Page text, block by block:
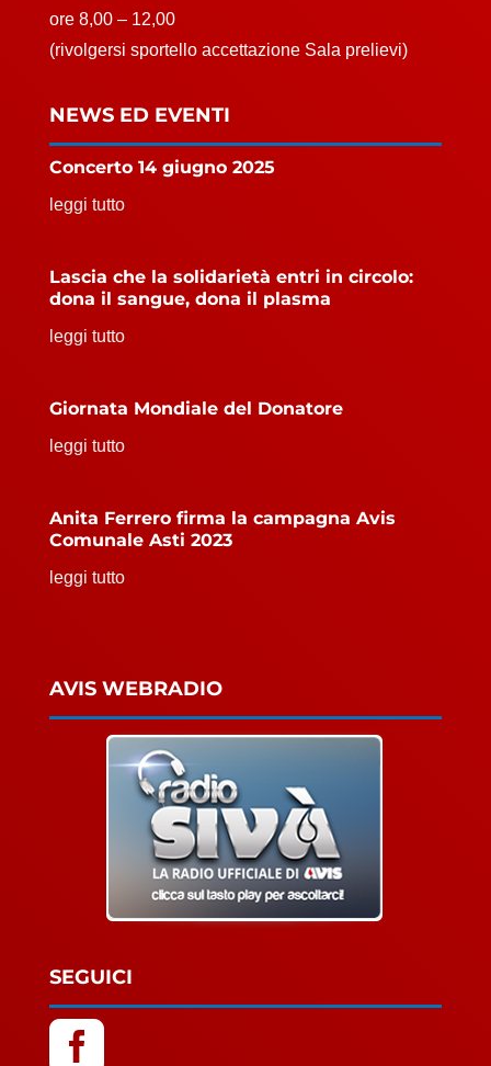
ore 8,00 – 12,00
(rivolgersi sportello accettazione Sala prelievi)
NEWS ED EVENTI
Concerto 14 giugno 2025
leggi tutto
Lascia che la solidarietà entri in circolo:
dona il sangue, dona il plasma
leggi tutto
Giornata Mondiale del Donatore
leggi tutto
Anita Ferrero firma la campagna Avis
Comunale Asti 2023
leggi tutto
AVIS WEBRADIO
SEGUICI
